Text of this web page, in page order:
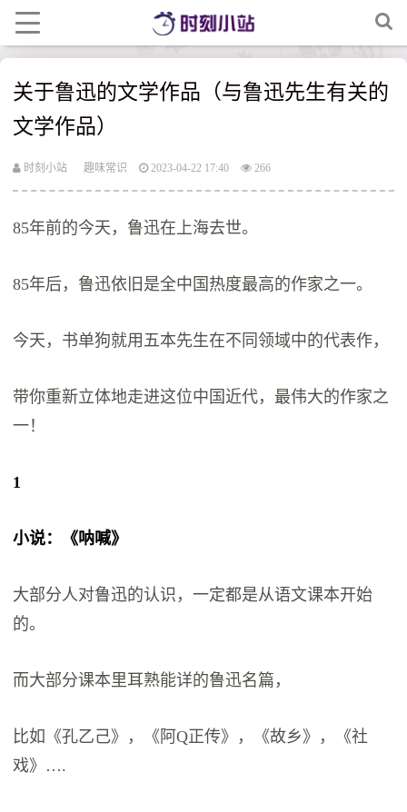
关于鲁迅的文学作品（与鲁迅先生有关的
文学作品）
时刻小站 趣味常识 2023-04-22 17:40 266
85年前的今天，鲁迅在上海去世。
85年后，鲁迅依旧是全中国热度最高的作家之一。
今天，书单狗就用五本先生在不同领域中的代表作，
带你重新立体地走进这位中国近代，最伟大的作家之
一！
1
小说：《呐喊》
大部分人对鲁迅的认识，一定都是从语文课本开始
的。
而大部分课本里耳熟能详的鲁迅名篇，
比如《孔乙己》，《阿Q正传》，《故乡》，《社
戏》….